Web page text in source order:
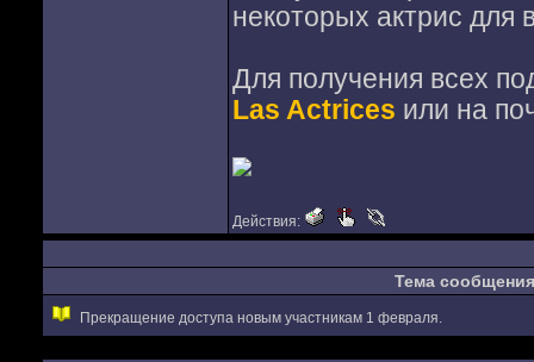
некоторых актрис для
Для получения всех
Las Actrices или на
Действия:
Тема сообщения
Прекращение доступа новым участникам 1 февраля.